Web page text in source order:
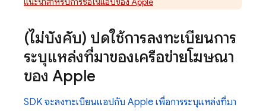
(ไม่บังคับ) ปิดใช้การลงทะเบียนการ
ระบุแหล่งที่มาของเครือข่ายโฆษณา
ของ Apple
SDK จะลงทะเบียนแอปกับ Apple เพื่อการระบุแหล่งที่มา